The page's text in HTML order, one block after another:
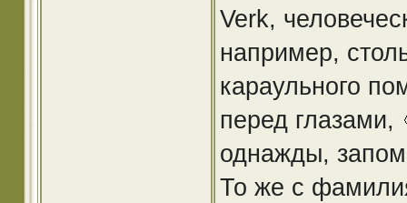
Verk,
например,
караульного
перед глазами,
однажды,
То же с